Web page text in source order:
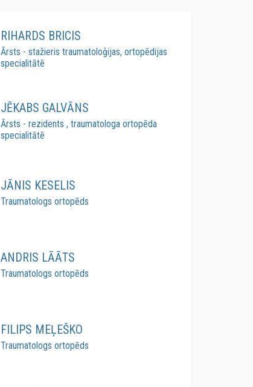
RIHARDS BRICIS
Ārsts - stažieris traumatoloģijas, ortopēdijas
specialitātē
JĒKABS GALVĀNS
Ārsts - rezidents , traumatologa ortopēda
specialitātē
JĀNIS KESELIS
Traumatologs ortopēds
ANDRIS LĀĀTS
Traumatologs ortopēds
FILIPS MEĻEŠKO
Traumatologs ortopēds